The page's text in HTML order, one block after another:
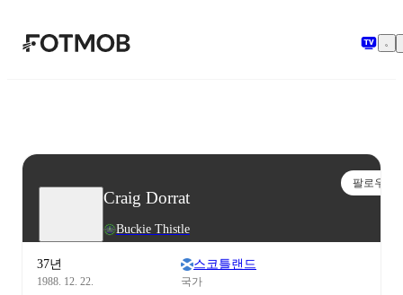
본문으로 건너뛰기
Craig Dorrat
Buckie Thistle
팔로우
37년
1988. 12. 22.
스코틀랜드
국가